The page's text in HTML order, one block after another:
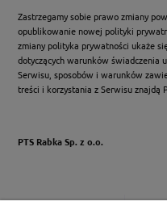
Zastrzegamy sobie prawo zmiany
opublikowanie nowej polityki
zmiany polityka prywatności ukaże
dotyczących warunków świadczenia
Serwisu, sposobów i warunków
treści i korzystania z Serwisu znajdą
PTS Rabka Sp. z o.o.